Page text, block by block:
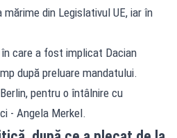
din Legislativul UE, iar în
care a fost implicat Dacian
după preluare mandatului.
pentru o întâlnire cu
- Angela Merkel.